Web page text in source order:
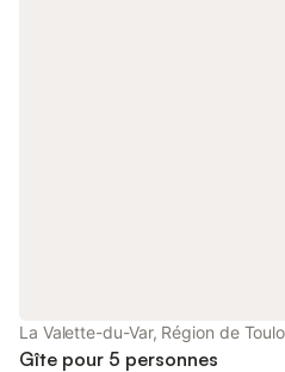
La Valette-du-Var, Région de
Gîte pour 5 personnes